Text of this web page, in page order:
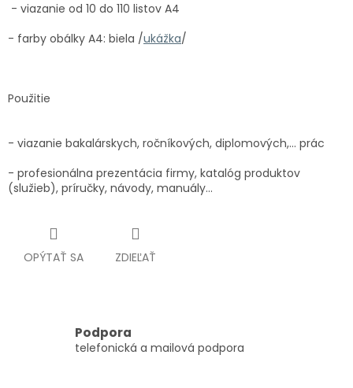
- viazanie od 10 do 110 listov A4
- farby obálky A4: biela /ukážka/
Použitie
- viazanie bakalárskych, ročníkových, diplomových,... prác
- profesionálna prezentácia firmy, katalóg produktov
(služieb), príručky, návody, manuály...
OPÝTAŤ SA ZDIEĽAŤ
Podpora
telefonická a mailová podpora